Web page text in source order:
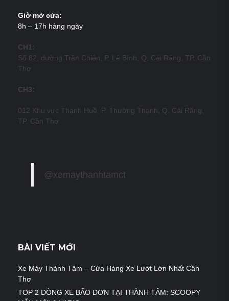
Giờ mở cửa:
8h – 17h hàng ngày
CH1:
Số 82, đường Trần Chiên, P. Lê Bình, Q. Cái Răng, TP. Cần
Thơ
CH3:
012 Khu vực Thạnh Huề, P. Thường Thạnh, Q. Cái Răng,
TP. Cần Thơ
@xemaythanhtamct
BÀI VIẾT MỚI
Xe Máy Thành Tâm – Cửa Hàng Xe Lướt Lớn Nhất Cần
Thơ
TOP 2 DÒNG XE BÃO ĐƠN TẠI THÀNH TÂM: SCOOPY